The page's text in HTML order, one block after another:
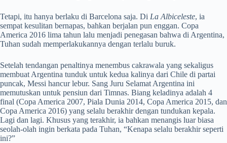
Tetapi, itu hanya berlaku di Barcelona saja. Di La Albiceleste, ia
sempat kesulitan bernapas, bahkan berjalan pun enggan. Copa
America 2016 lima tahun lalu menjadi penegasan bahwa di Argentina,
Tuhan sudah memperlakukannya dengan terlalu buruk.
Setelah tendangan penaltinya menembus cakrawala yang sekaligus
membuat Argentina tunduk untuk kedua kalinya dari Chile di partai
puncak, Messi hancur lebur. Sang Juru Selamat Argentina ini
memutuskan untuk pensiun dari Timnas. Biang keladinya adalah 4
final (Copa America 2007, Piala Dunia 2014, Copa America 2015, dan
Copa America 2016) yang selalu berakhir dengan tundukan kepala.
Lagi dan lagi. Khusus yang terakhir, ia bahkan menangis luar biasa
seolah-olah ingin berkata pada Tuhan, “Kenapa selalu berakhir seperti
ini?”